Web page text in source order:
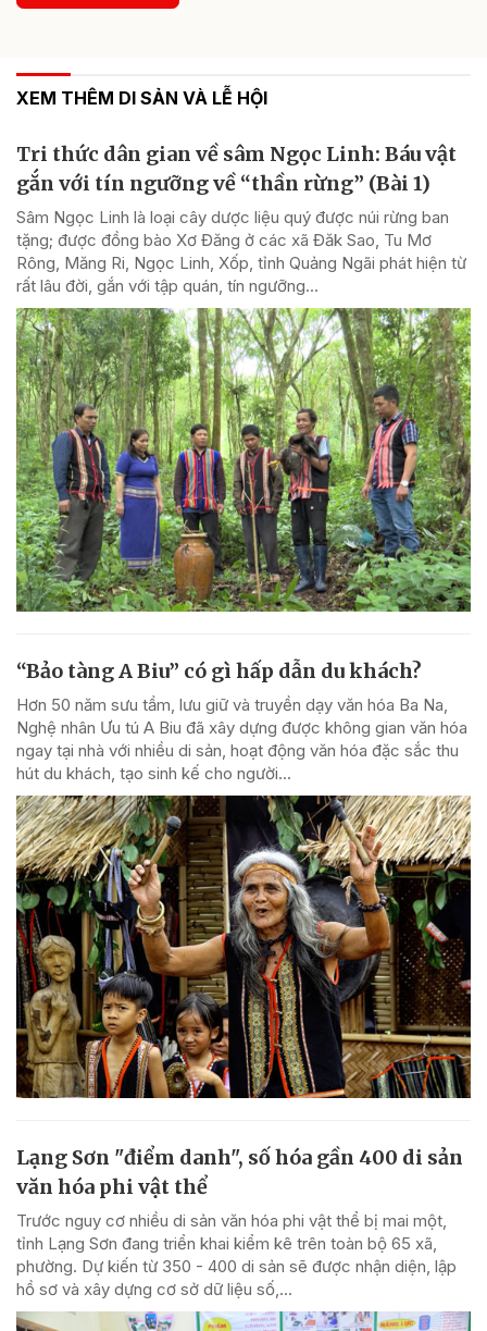
XEM THÊM DI SẢN VÀ LỄ HỘI
Tri thức dân gian về sâm Ngọc Linh: Báu vật
gắn với tín ngưỡng về “thần rừng” (Bài 1)
Sâm Ngọc Linh là loại cây dược liệu quý được núi rừng ban
tặng; được đồng bào Xơ Đăng ở các xã Đăk Sao, Tu Mơ
Rông, Măng Ri, Ngọc Linh, Xốp, tỉnh Quảng Ngãi phát hiện từ
rất lâu đời, gắn với tập quán, tín ngưỡng...
“Bảo tàng A Biu” có gì hấp dẫn du khách?
Hơn 50 năm sưu tầm, lưu giữ và truyền dạy văn hóa Ba Na,
Nghệ nhân Ưu tú A Biu đã xây dựng được không gian văn hóa
ngay tại nhà với nhiều di sản, hoạt động văn hóa đặc sắc thu
hút du khách, tạo sinh kế cho người...
Lạng Sơn "điểm danh", số hóa gần 400 di sản
văn hóa phi vật thể
Trước nguy cơ nhiều di sản văn hóa phi vật thể bị mai một,
tỉnh Lạng Sơn đang triển khai kiểm kê trên toàn bộ 65 xã,
phường. Dự kiến từ 350 - 400 di sản sẽ được nhận diện, lập
hồ sơ và xây dựng cơ sở dữ liệu số,...